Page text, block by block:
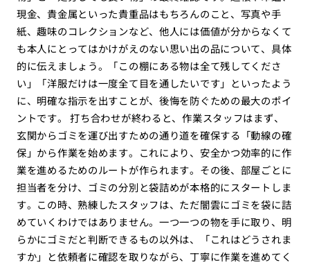
現金、貴金属といった貴重品はもちろんのこと、写真や手
紙、趣味のコレクションなど、他人には価値が分からなくて
も本人にとってはかけがえのない思い出の品について、具体
的に伝えましょう。「この棚にある物は全て残してくださ
い」「洋服だけは一度全て目を通したいです」といったよう
に、明確な指示を出すことが、後悔を防ぐための最大のポイ
ントです。 打ち合わせが終わると、作業スタッフはまず、
玄関からゴミを運び出すための通り道を確保する「動線の確
保」から作業を始めます。これにより、安全かつ効率的に作
業を進めるためのルートが作られます。その後、部屋ごとに
担当者を分け、ゴミの分別と袋詰めが本格的にスタートしま
す。この時、熟練したスタッフは、ただ闇雲にゴミを袋に詰
めていくわけではありません。一つ一つの物を手に取り、明
らかにゴミだと判断できるもの以外は、「これはどうされま
すか」と依頼者に確認を取りながら、丁寧に作業を進めてく